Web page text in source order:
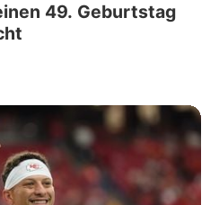
49. Geburtstag